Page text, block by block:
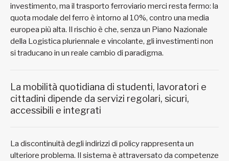
investimento, ma il trasporto ferroviario merci resta fermo: la
quota modale del ferro è intorno al 10%, contro una media
europea più alta. Il rischio è che, senza un Piano Nazionale
della Logistica pluriennale e vincolante, gli investimenti non
si traducano in un reale cambio di paradigma.
La mobilità quotidiana di studenti, lavoratori e
cittadini dipende da servizi regolari, sicuri,
accessibili e integrati
La discontinuità degli indirizzi di policy rappresenta un
ulteriore problema. Il sistema è attraversato da competenze